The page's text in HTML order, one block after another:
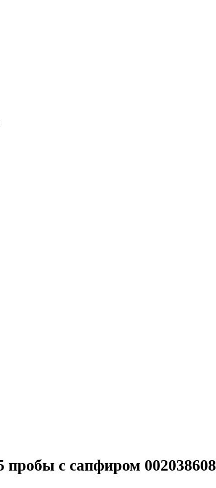
пробы с сапфиром 002038608